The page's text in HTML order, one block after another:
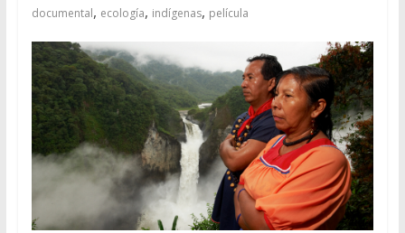
documental, ecología, indígenas, película